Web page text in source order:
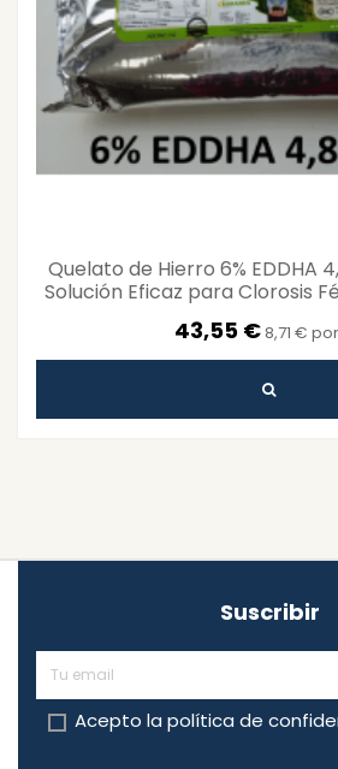
Quelato de Hierro 6% EDDHA
Solución Eficaz para Clorosis
43,55 €8,71 €
Suscribir
Acepto la política de